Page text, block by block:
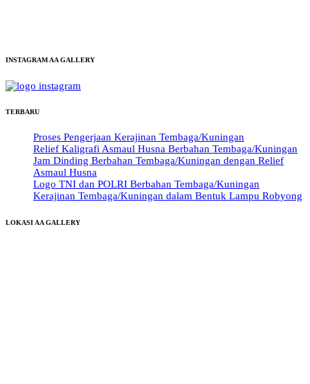
INSTAGRAM AA GALLERY
TERBARU
Proses Pengerjaan Kerajinan Tembaga/Kuningan
Relief Kaligrafi Asmaul Husna Berbahan Tembaga/Kuningan
Jam Dinding Berbahan Tembaga/Kuningan dengan Relief
Asmaul Husna
Logo TNI dan POLRI Berbahan Tembaga/Kuningan
Kerajinan Tembaga/Kuningan dalam Bentuk Lampu Robyong
LOKASI AA GALLERY